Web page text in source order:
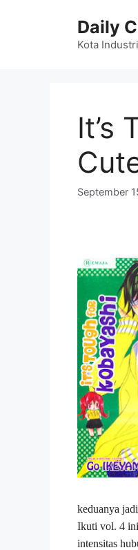
Daily
Kota
It’s
September
keduanya
Ikuti vol. 4
intensitas